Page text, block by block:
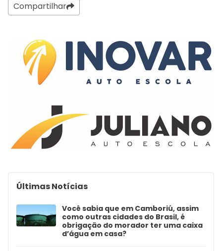
Compartilhar
Últimas Notícias
Você sabia que em Camboriú, assim
como outras cidades do Brasil, é
obrigação do morador ter uma caixa
d’água em casa?